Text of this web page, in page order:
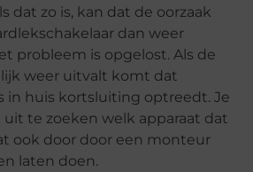
dat zo is, kan dat de oorzaak
dan weer
probleem is opgelost. Als de
weer uitvalt komt dat
in huis kortsluiting optreedt. Je
uit te zoeken welk apparaat dat
ook door door een monteur
laten doen.